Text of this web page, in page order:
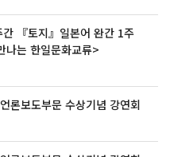
『토지』일본어 완간 1주
나는 한일문화교류>
론보도부문 수상기념 강연회